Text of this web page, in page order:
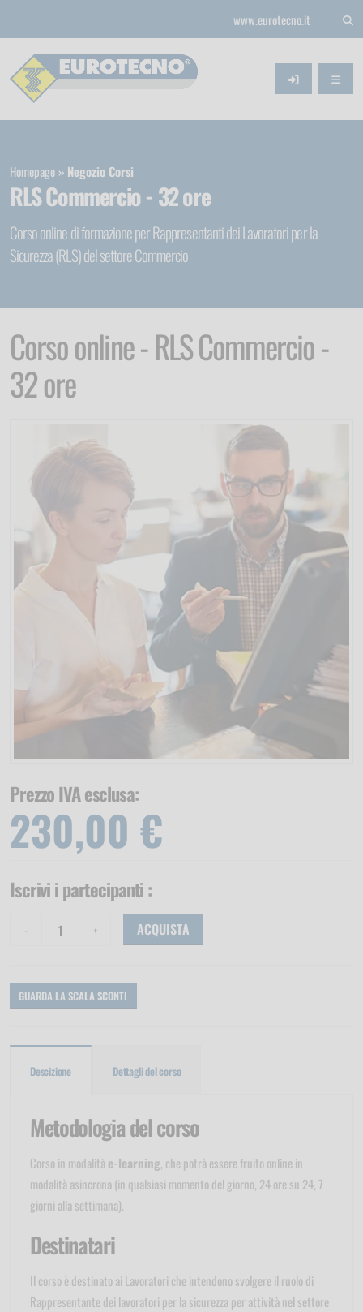
www.eurotecno.it
RLS Commercio - 32 ore
Corso online di formazione per Rappresentanti dei Lavoratori per la
Sicurezza (RLS) del settore Commercio
Homepage Negozio Corsi
Corso online - RLS Commercio -
32 ore
Prezzo IVA esclusa:
230,00 €
Iscrivi i partecipanti:
ACQUISTA
GUARDA LA SCALA SCONTI
Descizione Dettagli del corso
Metodologia del corso
Corso in modalità e-learning, che potrà essere fruito online in
modalità asincrona (in qualsiasi momento del giorno, 24 ore su 24, 7
giorni alla settimana).
Destinatari
Il corso è destinato ai Lavoratori che intendono svolgere il ruolo di
Rappresentante dei lavoratori per la sicurezza per attività nel settore